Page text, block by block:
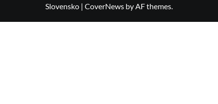
Slovensko | CoverNews by AF themes.